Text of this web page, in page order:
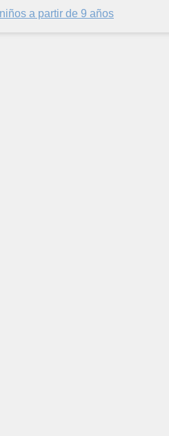
niños a partir de 9 años